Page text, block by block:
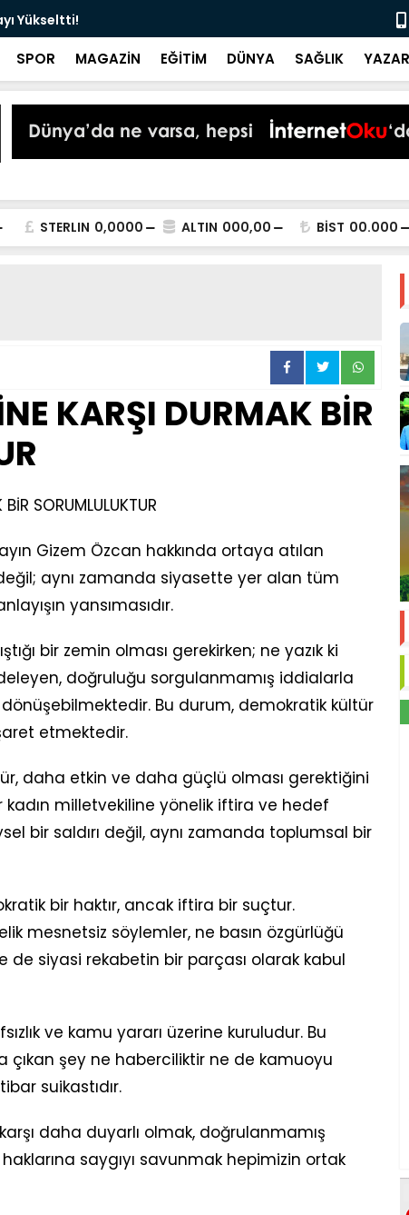
Yükseltti! Başkan
SPOR MAGAZİN EĞİTİM DÜNYA SAĞLIK
STERLIN 0,0000 ALTIN 000,00 BİST 00.000
KARŞI DURMAK BİR
SORUMLULUKTUR
Gizem Özcan hakkında ortaya atılan
aynı zamanda siyasette yer alan tüm
yansımasıdır.
bir zemin olması gerekirken; ne yazık ki
doğruluğu sorgulanmamış iddialarla
Bu durum, demokratik kültür
etmektedir.
daha etkin ve daha güçlü olması gerektiğini
milletvekiline yönelik iftira ve hedef
bir saldırı değil, aynı zamanda toplumsal bir
bir haktır, ancak iftira bir suçtur.
mesnetsiz söylemler, ne basın özgürlüğü
de siyasi rekabetin bir parçası olarak kabul
ve kamu yararı üzerine kuruludur. Bu
çıkan şey ne haberciliktir ne de kamuoyu
suikastıdır.
daha duyarlı olmak, doğrulanmamış
saygıyı savunmak hepimizin ortak